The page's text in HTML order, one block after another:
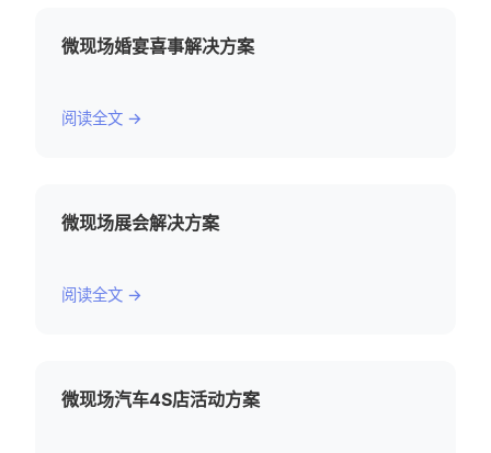
微现场婚宴喜事解决方案
阅读全文 →
微现场展会解决方案
阅读全文 →
微现场汽车4S店活动方案